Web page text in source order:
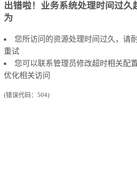
出错啦！业务系统处理时间过久
为
您所访问的资源处理时间过久，请
重试
您可以联系管理员修改超时相关配
优化相关访问
(错误代码：504)